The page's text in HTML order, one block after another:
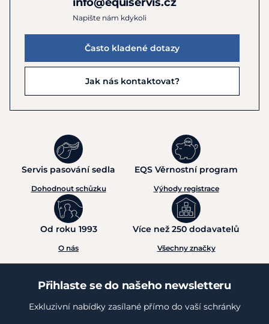
Napište nám kdykoli
Často kladené dotazy
Jak nás kontaktovat?
Servis pasování sedla
Dohodnout schůzku
EQS Věrnostní program
Výhody registrace
Od roku 1993
O nás
Více než 250 dodavatelů
Všechny značky
Přihlaste se do našeho newsletteru
Exkluzivní nabídky zasílané přímo do vaší schránky